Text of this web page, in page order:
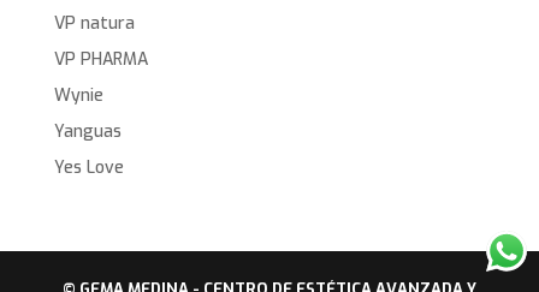
VP natura
VP PHARMA
Wynie
Yanguas
Yes Love